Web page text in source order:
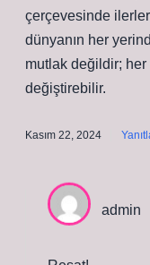
çerçevesinde
dünyanın her
mutlak değildir;
değiştirebilir.
Kasım 22, 2024
admin